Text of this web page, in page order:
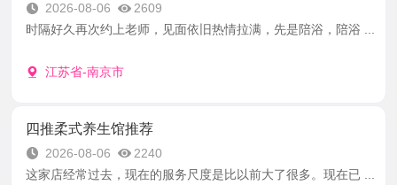
2026-08-06
2609
时隔好久再次约上老师，见面依旧热情拉满，先是陪浴，陪浴 ...
江苏省-南京市
四推柔式养生馆推荐
2026-08-06
2240
这家店经常过去，现在的服务尺度是比以前大了很多。现在已 ...